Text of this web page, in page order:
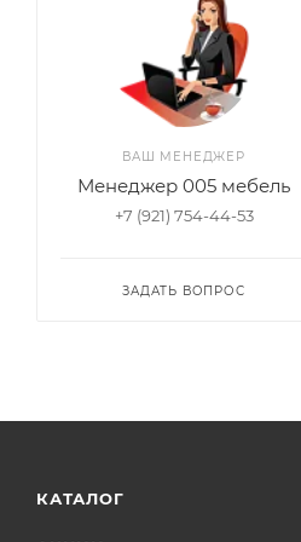
ВАШ МЕНЕДЖЕР
Менеджер 005 мебель
+7 (921) 754-44-53
ЗАДАТЬ ВОПРОС
КАТАЛОГ